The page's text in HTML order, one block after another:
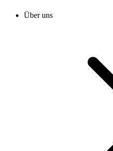
Über uns